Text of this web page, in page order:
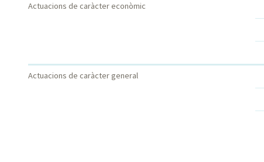
Actuacions de caràcter econòmic
Actuacions de caràcter general